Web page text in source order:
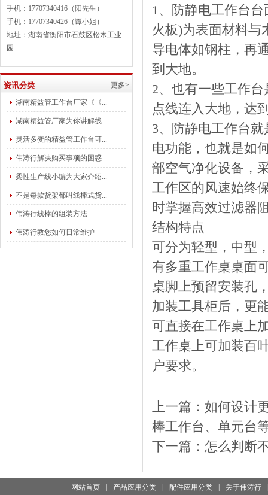
手机：17707340416（阳先生）
手机：17707340426（谭小姐）
地址：湖南省衡阳市石鼓区松木工业
园
资讯分类 更多>
湖南精益管工作台厂家《《...
湖南精益管厂家为你讲解线...
灵活多变的精益管工作台可...
伟涛行解决购买事项的困惑...
柔性生产线小编为大家介绍...
不是每款货架都叫线棒式货...
伟涛行线棒的组装方法
伟涛行教您如何日常维护
1、防静电工作台
火板)为表面材料与
导电体如钢柱，再
到大地。
2、也有一些工作
点线连入大地，达
3、防静电工作台
电功能，也就是如
部空气净化设备，
工作区的风速始终
时掌握高效过滤器
结构特点
可分为轻型，中型
有多重工作桌桌面
桌脚上预留安装孔
加装工具柜后，更
可直接在工作桌上
工作桌上可加装百
户要求。
上一篇：如何设计
棒工作台、单元台
下一篇：怎么判断
网站首页 产品应用分类 配件应用分类 关于伟涛行